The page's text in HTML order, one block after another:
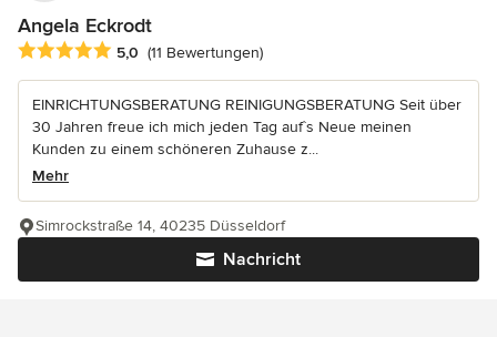
Angela Eckrodt
Durchschnittliche Bewertung: 5 von 5 Sternen
5,0 (11 Bewertungen)
EINRICHTUNGSBERATUNG REINIGUNGSBERATUNG Seit über
30 Jahren freue ich mich jeden Tag auf`s Neue meinen
Kunden zu einem schöneren Zuhause z...
Mehr
Nachricht
Simrockstraße 14, 40235 Düsseldorf